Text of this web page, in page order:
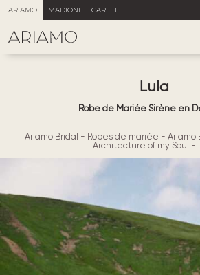
ARIAMO MADIONI CARFELLI
Lula
Robe de Mariée Sirène en
Ariamo Bridal - Robes de mariée - Ariamo
Architecture of my Soul -